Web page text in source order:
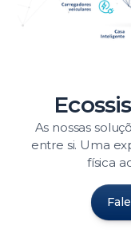
As nossas
entre si. Uma
física